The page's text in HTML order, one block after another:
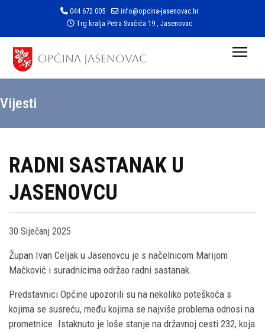
044 672 005
info@opcina-jasenovac.hr
Trg kralja Petra Svačića 19 , Jasenovac
Vijesti
RADNI SASTANAK U
JASENOVCU
30 Siječanj 2025
Župan Ivan Celjak u Jasenovcu je s načelnicom Marijom
Mačković i suradnicima održao radni sastanak.
Predstavnici Općine upozorili su na nekoliko poteškoća s
kojima se susreću, među kojima se najviše problema odnosi na
prometnice. Istaknuto je loše stanje na državnoj cesti 232, koja